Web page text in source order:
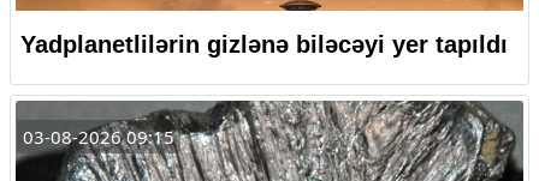
Yadplanetlilərin gizlənə biləcəyi yer tapıldı
03-08-2026 09:15